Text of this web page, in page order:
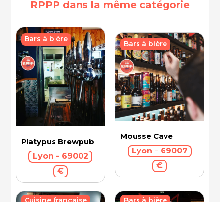
RPPP dans la même catégorie
Platypus Brewpub
Lyon - 69002
€
Bars à bière
Mousse Cave
Lyon - 69007
€
Bars à bière
Cuisine française Bars à bière